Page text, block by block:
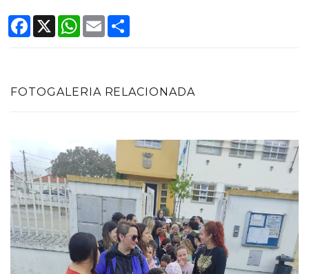
Facebook
X WhatsApp
Email
FOTOGALERIA RELACIONADA